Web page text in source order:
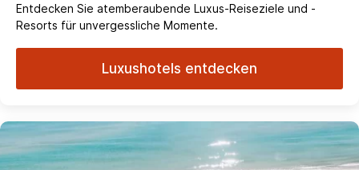
Entdecken Sie atemberaubende Luxus-Reiseziele und -
Resorts für unvergessliche Momente.
Luxushotels entdecken